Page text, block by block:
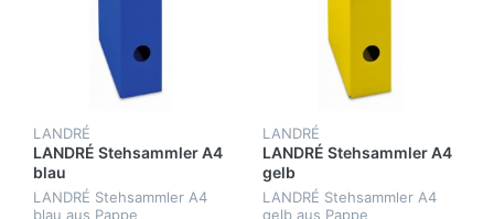
LANDRÉ
LANDRÉ Stehsammler A4
blau
LANDRÉ Stehsammler A4
blau aus Pappe
LANDRÉ
LANDRÉ Stehsammler A4
gelb
LANDRÉ Stehsammler A4
gelb aus Pappe